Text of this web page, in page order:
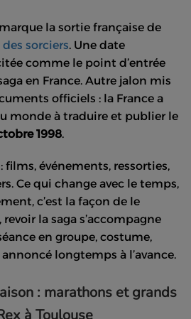
marque la sortie française de
sorciers. Une date
comme le point d’entrée
en France. Autre jalon mis
officiels : la France a
monde à traduire et publier le
1998.
films, événements, ressorties,
Ce qui change avec le temps,
c’est la façon de le
la saga s’accompagne
en groupe, costume,
longtemps à l’avance.
: marathons et grands